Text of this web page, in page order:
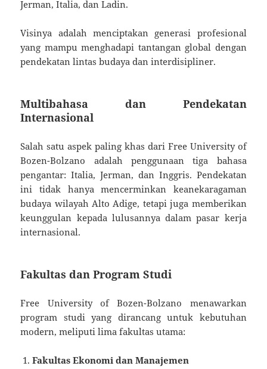
Jerman, Italia, dan Ladin.
Visinya adalah menciptakan generasi profesional
yang mampu menghadapi tantangan global dengan
pendekatan lintas budaya dan interdisipliner.
Multibahasa dan Pendekatan
Internasional
Salah satu aspek paling khas dari Free University of
Bozen-Bolzano adalah penggunaan tiga bahasa
pengantar: Italia, Jerman, dan Inggris. Pendekatan
ini tidak hanya mencerminkan keanekaragaman
budaya wilayah Alto Adige, tetapi juga memberikan
keunggulan kepada lulusannya dalam pasar kerja
internasional.
Fakultas dan Program Studi
Free University of Bozen-Bolzano menawarkan
program studi yang dirancang untuk kebutuhan
modern, meliputi lima fakultas utama:
Fakultas Ekonomi dan Manajemen